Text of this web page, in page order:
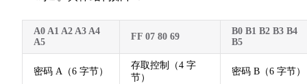
A0 A1 A2 A3 A4
A5
FF 07 80 69
B0 B1 B2 B3 B4
B5
密码 A（6 字节）
存取控制（4 字
节）
密码 B（6 字节）